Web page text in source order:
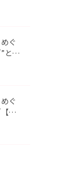
バ
ぐ
とお
え
ぐ
ヒ
美